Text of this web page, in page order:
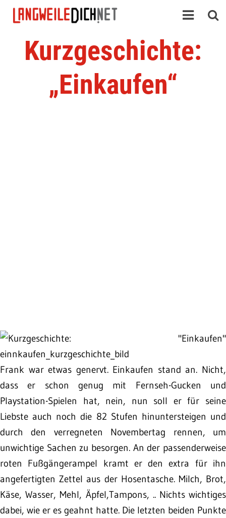
Kurzgeschichte:
„Einkaufen“
Frank war etwas genervt. Einkaufen stand an. Nicht,
dass er schon genug mit Fernseh-Gucken und
Playstation-Spielen hat, nein, nun soll er für seine
Liebste auch noch die 82 Stufen hinuntersteigen und
durch den verregneten Novembertag rennen, um
unwichtige Sachen zu besorgen. An der passenderweise
roten Fußgängerampel kramt er den extra für ihn
angefertigten Zettel aus der Hosentasche. Milch, Brot,
Käse, Wasser, Mehl, Äpfel,Tampons, .. Nichts wichtiges
dabei, wie er es geahnt hatte. Die letzten beiden Punkte